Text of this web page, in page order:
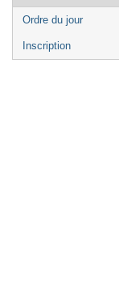
de
l'événement
Ordre du jour
Inscription